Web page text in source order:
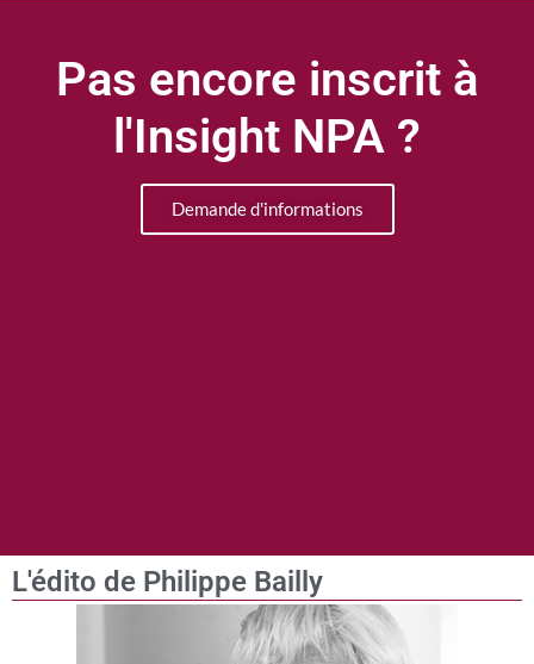
Pas encore inscrit à
l'Insight NPA ?
Demande d'informations
L'édito de Philippe Bailly